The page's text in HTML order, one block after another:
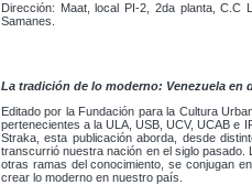
Dirección: Maat, local PI-2, 2da planta, C.C
Samanes.
La tradición de lo moderno: Venezuela en
Editado por la Fundación para la Cultura
pertenecientes a la ULA, USB, UCV, UCAB e
Straka, esta publicación aborda, desde
transcurrió nuestra nación en el siglo
otras ramas del conocimiento, se conjugan
crear lo moderno en nuestro país.